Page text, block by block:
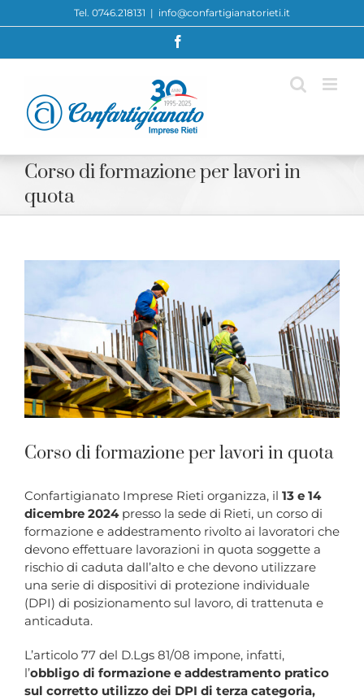
to
Tel. 0746.218131 | info@confartigianatorieti.it
Corso di formazione per lavori in
quota
Corso di formazione per lavori in quota
Confartigianato Imprese Rieti organizza, il 13 e 14
dicembre 2024presso la sede di Rieti, un corso di
formazione e addestramento rivolto ai lavoratori che
devono effettuare lavorazioni in quota soggette a
rischio di caduta dall’alto e che devono utilizzare
una serie di dispositivi di protezione individuale
(DPI) di posizionamento sul lavoro, di trattenuta e
anticaduta.
L’articolo 77 del D.Lgs 81/08 impone, infatti,
l’obbligo di formazione e addestramento pratico
sul corretto utilizzo dei DPI di terza categoria,